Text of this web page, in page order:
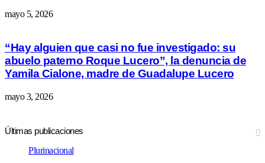
mayo 5, 2026
“Hay alguien que casi no fue investigado: su
abuelo paterno Roque Lucero”, la denuncia de
Yamila Cialone, madre de Guadalupe Lucero
mayo 3, 2026
Últimas publicaciones
Plurinacional